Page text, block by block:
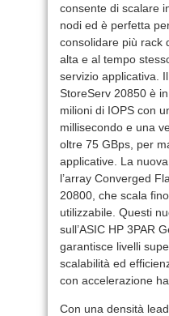
consente di scalare
nodi ed è perfetta
consolidare più rack
alta e al tempo
servizio applicativa.
StoreServ 20850 è
milioni di IOPS con
millisecondo e una
oltre 75 GBps, per
applicative. La
l’array Converged
20800, che scala
utilizzabile. Questi
sull’ASIC HP 3PAR
garantisce livelli
scalabilità ed
con accelerazione
Con una densità